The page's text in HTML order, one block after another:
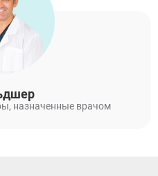
назначенные врачом